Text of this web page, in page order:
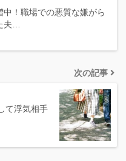
中！職場での悪質な嫌がら
夫…
次の記事
て浮気相手